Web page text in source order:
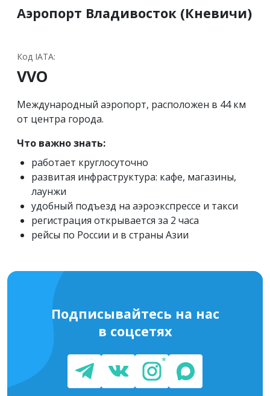
Аэропорт Владивосток (Кневичи)
Код IATA:
VVO
Международный аэропорт, расположен в 44 км
от центра города.
Что важно знать:
работает круглосуточно
развитая инфраструктура: кафе, магазины,
лаунжи
удобный подъезд на аэроэкспрессе и такси
регистрация открывается за 2 часа
рейсы по России и в страны Азии
Подписывайтесь на нас
в соцсетях